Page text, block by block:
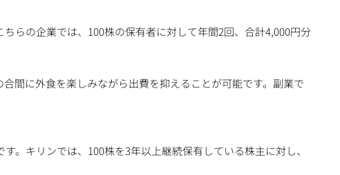
らの企業では、100株の保有者に対して年間2回、合計4,000円分
間に外食を楽しみながら出費を抑えることが可能です。副業で
。キリンでは、100株を3年以上継続保有している株主に対し、